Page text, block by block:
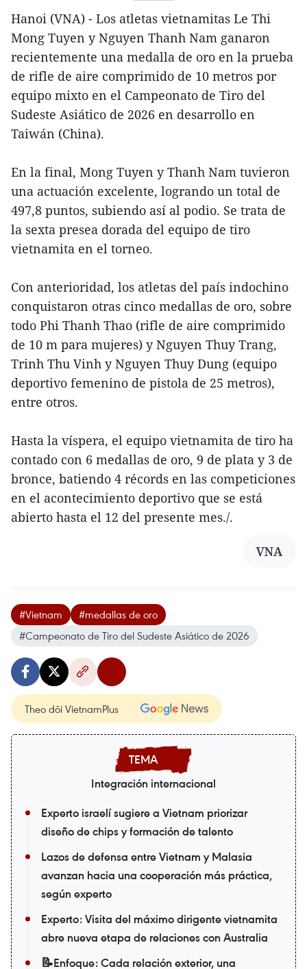
Hanoi (VNA) - Los atletas vietnamitas Le Thi
Mong Tuyen y Nguyen Thanh Nam ganaron
recientemente una medalla de oro en la prueba
de rifle de aire comprimido de 10 metros por
equipo mixto en el Campeonato de Tiro del
Sudeste Asiático de 2026 en desarrollo en
Taiwán (China).
En la final, Mong Tuyen y Thanh Nam tuvieron
una actuación excelente, logrando un total de
497,8 puntos, subiendo así al podio. Se trata de
la sexta presea dorada del equipo de tiro
vietnamita en el torneo.
Con anterioridad, los atletas del país indochino
conquistaron otras cinco medallas de oro, sobre
todo Phi Thanh Thao (rifle de aire comprimido
de 10 m para mujeres) y Nguyen Thuy Trang,
Trinh Thu Vinh y Nguyen Thuy Dung (equipo
deportivo femenino de pistola de 25 metros),
entre otros.
Hasta la víspera, el equipo vietnamita de tiro ha
contado con 6 medallas de oro, 9 de plata y 3 de
bronce, batiendo 4 récords en las competiciones
en el acontecimiento deportivo que se está
abierto hasta el 12 del presente mes./.
VNA
#Vietnam
#medallas de oro
#Campeonato de Tiro del Sudeste Asiático de 2026
Theo dõi VietnamPlus
Integración internacional
Experto israelí sugiere a Vietnam priorizar
diseño de chips y formación de talento
Lazos de defensa entre Vietnam y Malasia
avanzan hacia una cooperación más práctica,
según experto
Experto: Visita del máximo dirigente vietnamita
abre nueva etapa de relaciones con Australia
📝Enfoque: Cada relación exterior, una